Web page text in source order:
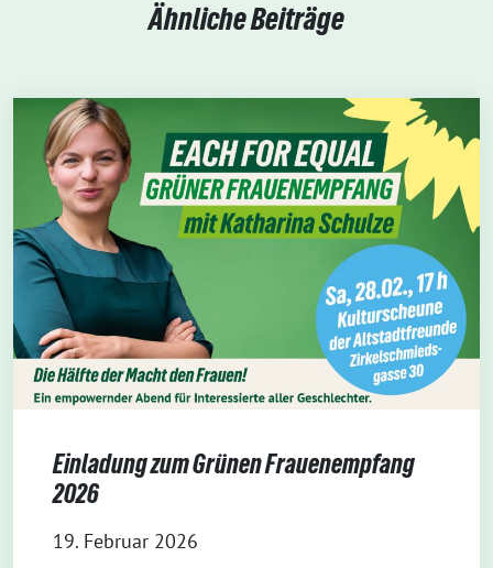
Ähnliche Beiträge
Einladung zum Grünen Frauenempfang
2026
19. Februar 2026